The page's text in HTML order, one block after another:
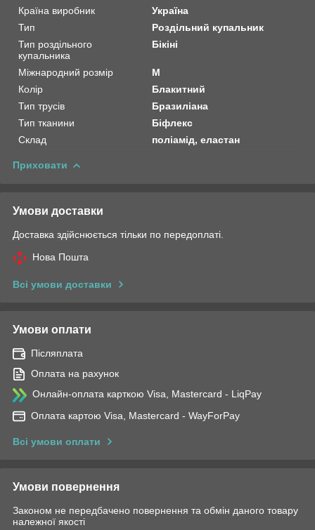
Країна виробник
Україна
Тип
Роздільний купальник
Тип роздільного
купальника
Бікіні
Міжнародний розмір
M
Колір
Блакитний
Тип трусів
Бразиліана
Тип тканини
Біфлекс
Склад
поліамід, еластан
Приховати
Умови доставки
Доставка здійснюється тільки по передоплаті.
Нова Пошта
Всі умови доставки
Умови оплати
Післяплата
Оплата на рахунок
Онлайн-оплата карткою Visa, Mastercard - LiqPay
Оплата картою Visa, Mastercard - WayForPay
Всі умови оплати
Умови повернення
Законом не передбачено повернення та обмін даного товару
належної якості